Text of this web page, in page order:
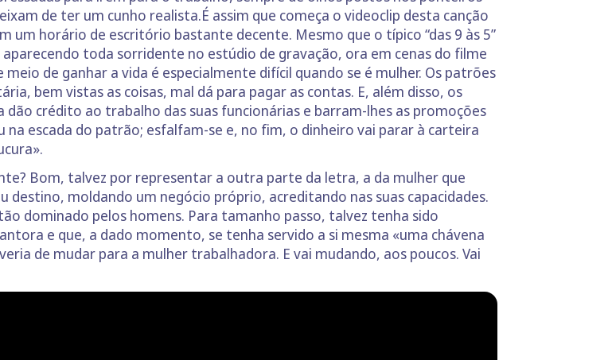
de ter um cunho realista.É assim que começa o videoclip desta canção
um horário de escritório bastante decente. Mesmo que o típico “das 9 às 5”
toda sorridente no estúdio de gravação, ora em cenas do filme
de ganhar a vida é especialmente difícil quando se é mulher. Os patrões
bem vistas as coisas, mal dá para pagar as contas. E, além disso, os
dão crédito ao trabalho das suas funcionárias e barram-lhes as promoções
na escada do patrão; esfalfam-se e, no fim, o dinheiro vai parar à carteira
Bom, talvez por representar a outra parte da letra, a da mulher que
destino, moldando um negócio próprio, acreditando nas suas capacidades.
dominado pelos homens. Para tamanho passo, talvez tenha sido
e que, a dado momento, se tenha servido a si mesma «uma chávena
de mudar para a mulher trabalhadora. E vai mudando, aos poucos. Vai